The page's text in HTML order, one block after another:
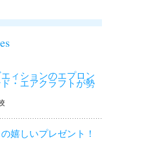
ィションのエプロン
・エアクラフトが勢
嬉しいプレゼント！